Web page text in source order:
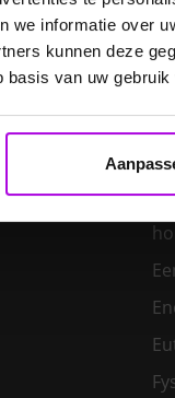
we informatie over
kunnen deze
van uw
E.
bij